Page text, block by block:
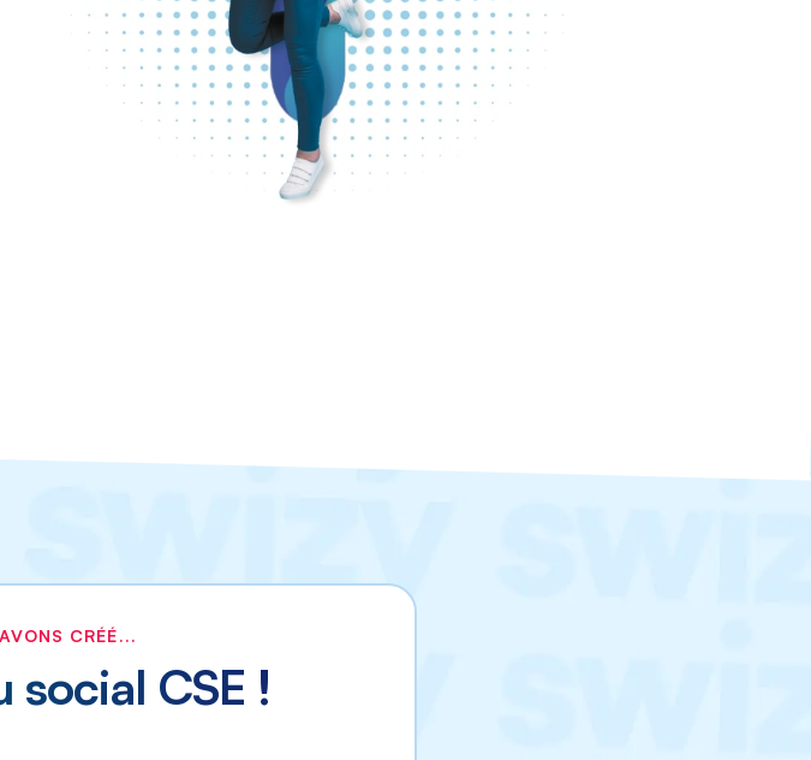
CRÉÉ...
social CSE !